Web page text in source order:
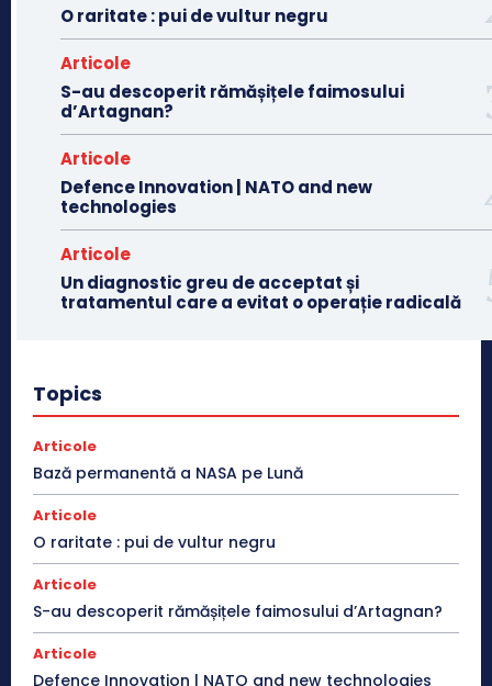
O raritate : pui de vultur negru
Articole
S-au descoperit rămășițele faimosului
d’Artagnan?
Articole
Defence Innovation | NATO and new
technologies
Articole
Un diagnostic greu de acceptat și
tratamentul care a evitat o operație radicală
Topics
Articole
Bază permanentă a NASA pe Lună
Articole
O raritate : pui de vultur negru
Articole
S-au descoperit rămășițele faimosului d’Artagnan?
Articole
Defence Innovation | NATO and new technologies